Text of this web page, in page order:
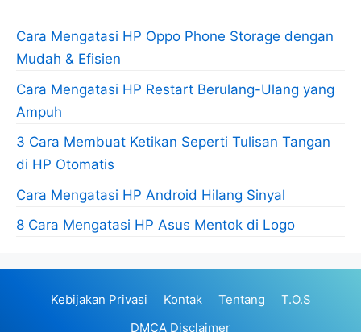
Cara Mengatasi HP Oppo Phone Storage dengan
Mudah & Efisien
Cara Mengatasi HP Restart Berulang-Ulang yang
Ampuh
3 Cara Membuat Ketikan Seperti Tulisan Tangan
di HP Otomatis
Cara Mengatasi HP Android Hilang Sinyal
8 Cara Mengatasi HP Asus Mentok di Logo
Kebijakan Privasi Kontak Tentang
T.O.S
DMCA Disclaimer